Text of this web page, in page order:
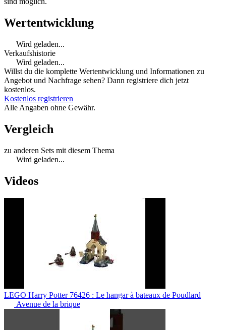
Wertentwicklung
Wird geladen...
Verkaufshistorie
Wird geladen...
Willst du die komplette Wertentwicklung und Informationen zu
Angebot und Nachfrage sehen? Dann registriere dich jetzt
kostenlos.
Kostenlos registrieren
Alle Angaben ohne Gewähr.
Vergleich
zu anderen Sets mit diesem Thema
Wird geladen...
Videos
LEGO Harry Potter 76426 : Le hangar à bateaux de Poudlard
Avenue de la brique